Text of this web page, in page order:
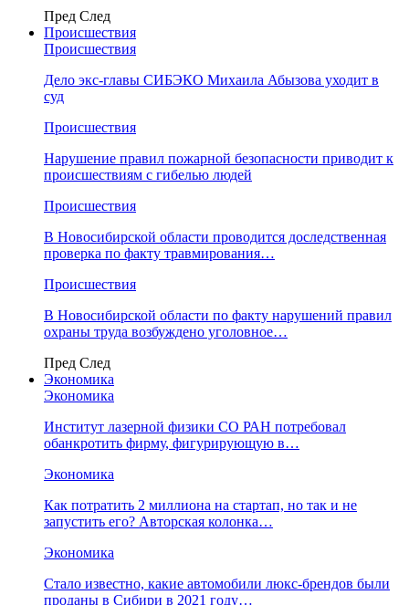
Пред След
Происшествия
Происшествия
Дело экс-главы СИБЭКО Михаила Абызова уходит в
суд
Происшествия
Нарушение правил пожарной безопасности приводит к
происшествиям с гибелью людей
Происшествия
В Новосибирской области проводится доследственная
проверка по факту травмирования…
Происшествия
В Новосибирской области по факту нарушений правил
охраны труда возбуждено уголовное…
Пред След
Экономика
Экономика
Институт лазерной физики СО РАН потребовал
обанкротить фирму, фигурирующую в…
Экономика
Как потратить 2 миллиона на стартап, но так и не
запустить его? Авторская колонка…
Экономика
Стало известно, какие автомобили люкс-брендов были
проданы в Сибири в 2021 году…